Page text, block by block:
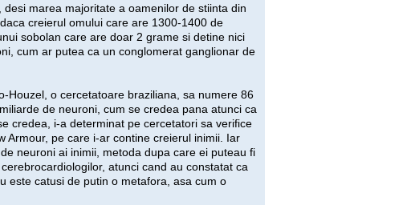
marea majoritate a oamenilor de stiinta din
creierul omului care are 1300-1400 de
sobolan care are doar 2 grame si detine nici
cum ar putea ca un conglomerat ganglionar de
Houzel, o cercetatoare braziliana, sa numere 86
de neuroni, cum se credea pana atunci ca
credea, i-a determinat pe cercetatori sa verifice
Armour, pe care i-ar contine creierul inimii. Iar
neuroni ai inimii, metoda dupa care ei puteau fi
atunci cand au constatat ca
este catusi de putin o metafora, asa cum o